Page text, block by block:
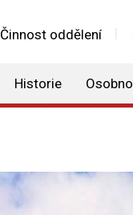
Činnost oddělení
Historie